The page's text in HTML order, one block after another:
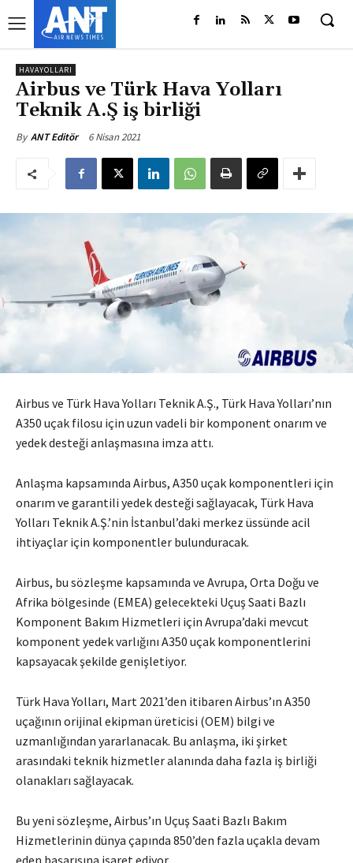
HAVAYOLLARI
Airbus ve Türk Hava Yolları
Teknik A.Ş iş birliği
By ANT Editör 6 Nisan 2021
Airbus ve Türk Hava Yolları Teknik A.Ş., Türk Hava Yolları’nın
A350 uçak filosu için uzun vadeli bir komponent onarım ve
yedek desteği anlaşmasına imza attı.
Anlaşma kapsamında Airbus, A350 uçak komponentleri için
onarım ve garantili yedek desteği sağlayacak, Türk Hava
Yolları Teknik A.Ş.’nin İstanbul’daki merkez üssünde acil
ihtiyaçlar için komponentler bulunduracak.
Airbus, bu sözleşme kapsamında ve Avrupa, Orta Doğu ve
Afrika bölgesinde (EMEA) gelecekteki Uçuş Saati Bazlı
Komponent Bakım Hizmetleri için Avrupa’daki mevcut
komponent yedek varlığını A350 uçak komponentlerini
kapsayacak şekilde genişletiyor.
Türk Hava Yolları, Mart 2021’den itibaren Airbus’ın A350
uçağının orijinal ekipman üreticisi (OEM) bilgi ve
uzmanlığından yararlanacak. Bu anlaşma, iki şirket
arasındaki teknik hizmetler alanında daha fazla iş birliği
olanakları sağlayacak.
Bu yeni sözleşme, Airbus’ın Uçuş Saati Bazlı Bakım
Hizmetlerinin dünya çapında 850’den fazla uçakla devam